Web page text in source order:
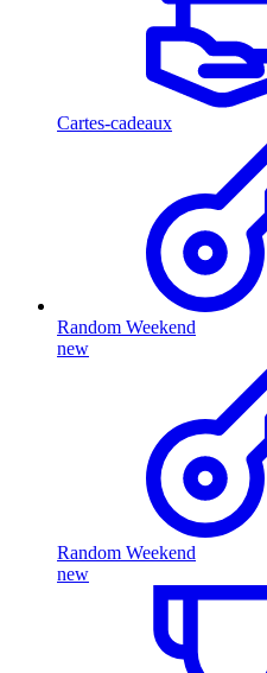
Cartes-cadeaux
Random Weekend
new
Random Weekend
new